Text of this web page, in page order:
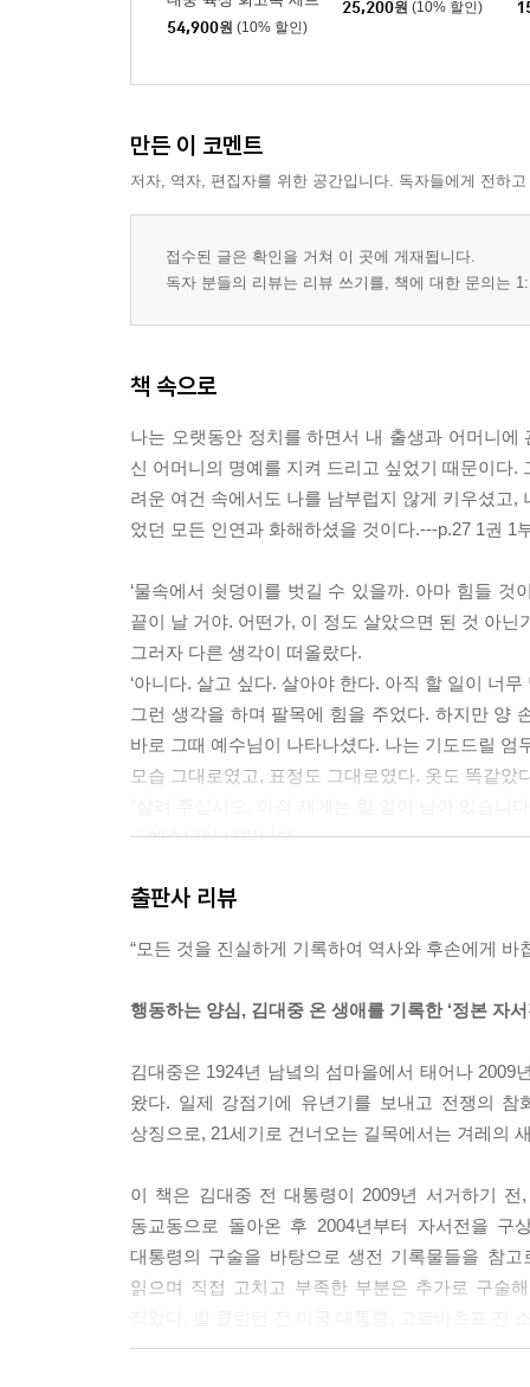
폭풍의 귀국 (1984～1985)
6월 항쟁 (1986～1987)
대통령 선거에서 다시 지다 (1987～1988)
민심에 대한 쿠데타, 3당 합당 (1990～1992)
지역감정과 편파 보도 (1990～1992)
다시 국민을 울렸다 (1992)
통일과 평화의 둥지, 아태평화재단 (1993～1995)
대통령 김대중 (1997)
화보
1부
길고 무거운 겨울 (1997. 12. 17～1998. 1)
“각하라 부르지 마시오” (1998. 2. 25～5. 12)
나라 체질을 바꾼 4대 부문 개혁 (1998)
미국에서의 8박 9일 (1998. 3～1998. 6)
기적은 기적적으로 오지 않는다 (1998. 9～1998.
금강산 관광 (1998. 11～1999. 9)
21세기는 누구 것인가? (1998. 12～1999. 3)
순진한, 유약한 정부가 아니다 (1999. 6～1999. 9)
3부
새 천 년 속으로 (2000. 1～2000. 3)
“두려운, 무서운 길을 오셨습니다” (2000. 6. 13～
현대사 100년, 최고의 날 (2000. 6. 14～2000. 6. 15)
4부
복지는 시혜가 아니다, 인권이다 (1998～2000. 10)
54,900원 (10% 할인)
25,200원 (10% 할인)
만든 이 코멘트
저자, 역자, 편집자를 위한 공간입니다. 독자들에게 전하
접수된 글은 확인을 거쳐 이 곳에 게재됩니다.
독자 분들의 리뷰는 리뷰 쓰기를, 책에 대한 문의는
책 속으로
나는 오랫동안 정치를 하면서 내 출생과 어머니에
신 어머니의 명예를 지켜 드리고 싶었기 때문이다
려운 여건 속에서도 나를 남부럽지 않게 키우셨고
었던 모든 인연과 화해하셨을 것이다.---p.27 1권 1
‘물속에서 쇳덩이를 벗길 수 있을까. 아마 힘들
끝이 날 거야. 어떤가, 이 정도 살았으면 된 것 아닌
그러자 다른 생각이 떠올랐다.
‘아니다. 살고 싶다. 살아야 한다. 아직 할 일이 너
그런 생각을 하며 팔목에 힘을 주었다. 하지만 양
바로 그때 예수님이 나타나셨다. 나는 기도드릴
모습 그대로였고, 표정도 그대로였다. 옷도 똑같
「예수님이 나타났다」
세월이 흘러 그의 맏딸 박근혜가 나를 찾아왔다.
다.
나는 그 말이 참으로 고마웠다. ‘세상에 이런 일도
선거가 끝나자 국민들은 큰 상실감에 빠졌다. 민
닥치자 어쩔 줄 몰라 했다. 나는 진심으로 미안했
했다. 나라도 양보를 했어야 했다. 지난 일이지만
는 막을 수 없었을 것이다. 하지만 국민들에게 분
나는 내가 호남 사람이라는 것을 자랑스럽게 생
출판사 리뷰
“모든 것을 진실하게 기록하여 역사와 후손에게 바
행동하는 양심, 김대중 온 생애를 기록한 ‘정본 자서
김대중은 1924년 남녘의 섬마을에서 태어나
왔다. 일제 강점기에 유년기를 보내고 전쟁의
상징으로, 21세기로 건너오는 길목에서는 겨레의
이 책은 김대중 전 대통령이 2009년 서거하기
동교동으로 돌아온 후 2004년부터 자서전을
대통령의 구술을 바탕으로 생전 기록물들을 참
읽으며 직접 고치고 부족한 부분은 추가로 구술